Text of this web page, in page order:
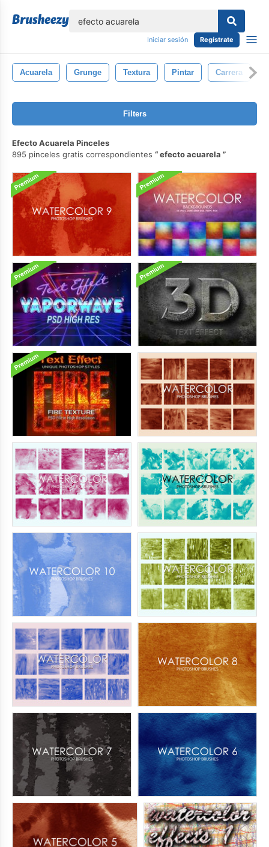
Iniciar sesión Regístrate
Acuarela Grunge Textura Pintar Carrera
Filters
Efecto Acuarela Pinceles
895 pinceles gratis correspondientes
efecto acuarela